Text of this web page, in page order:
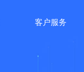
客户服务